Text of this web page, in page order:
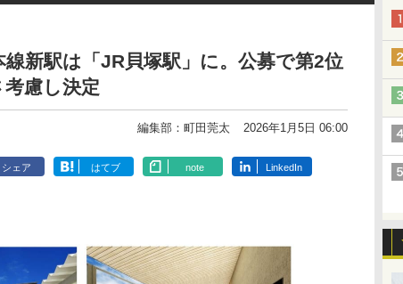
新駅は「JR貝塚駅」に。公募で第2位
慮し決定
編集部：町田莞太 2026年1月5日 06:00
シェア はてブ note LinkedIn